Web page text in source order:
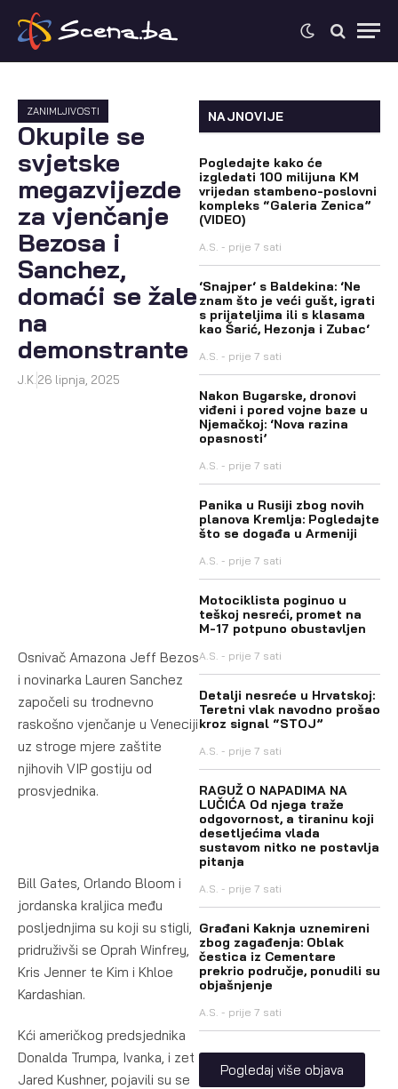
ZANIMLJIVOSTI
Okupile se
svjetske
megazvijezde
za vjenčanje
Bezosa i
Sanchez,
domaći se žale
na
demonstrante
J.K. 26 lipnja, 2025
Osnivač Amazona Jeff Bezos
i novinarka Lauren Sanchez
započeli su trodnevno
raskošno vjenčanje u Veneciji
uz stroge mjere zaštite
njihovih VIP gostiju od
prosvjednika.
Bill Gates, Orlando Bloom i
jordanska kraljica među
posljednjima su koji su stigli,
pridruživši se Oprah Winfrey,
Kris Jenner te Kim i Khloe
Kardashian.
Kći američkog predsjednika
Donalda Trumpa, Ivanka, i zet
Jared Kushner, pojavili su se
NAJNOVIJE
Pogledajte kako će
izgledati 100 milijuna KM
vrijedan stambeno-poslovni
kompleks “Galeria Zenica”
(VIDEO)
A.S. prije 7 sati
‘Snajper‘ s Baldekina: ‘Ne
znam što je veći gušt, igrati
s prijateljima ili s klasama
kao Šarić, Hezonja i Zubac‘
A.S. prije 7 sati
Nakon Bugarske, dronovi
viđeni i pored vojne baze u
Njemačkoj: ‘Nova razina
opasnosti’
A.S. prije 7 sati
Panika u Rusiji zbog novih
planova Kremlja: Pogledajte
što se događa u Armeniji
A.S. prije 7 sati
Motociklista poginuo u
teškoj nesreći, promet na
M-17 potpuno obustavljen
A.S. prije 7 sati
Detalji nesreće u Hrvatskoj:
Teretni vlak navodno prošao
kroz signal “STOJ”
A.S. prije 7 sati
RAGUŽ O NAPADIMA NA
LUČIĆA Od njega traže
odgovornost, a tiraninu koji
desetljećima vlada
sustavom nitko ne postavlja
pitanja
A.S. prije 7 sati
Građani Kaknja uznemireni
zbog zagađenja: Oblak
čestica iz Cementare
prekrio područje, ponudili su
objašnjenje
A.S. prije 7 sati
Pogledaj više objava